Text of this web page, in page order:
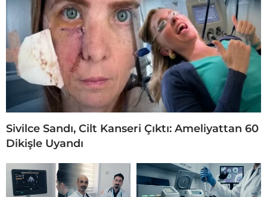
Sivilce Sandı, Cilt Kanseri Çıktı: Ameliyattan 60
Dikişle Uyandı